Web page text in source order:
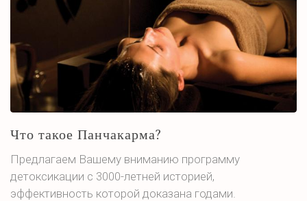
Что такое Панчакарма?
Предлагаем Вашему вниманию программу
детоксикации с 3000-летней историей,
эффективность которой доказана годами.